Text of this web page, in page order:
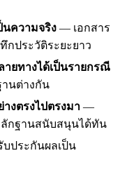
นความจริง — เอกสาร
กประวัติระยะยาว
ยทางได้เป็นรายกรณี
นต่างกัน
งตรงไปตรงมา —
ลักฐานสนับสนุนได้ทัน
บประกันผลเป็น